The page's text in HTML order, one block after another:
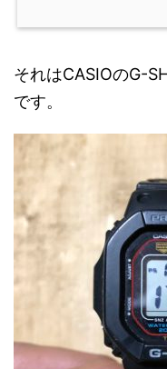
それはCASIOのG-
です。